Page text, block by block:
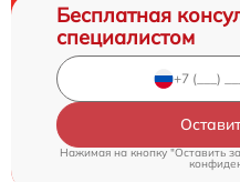
Бесплатная
специалистом
Нажимая на кнопку "Оставить